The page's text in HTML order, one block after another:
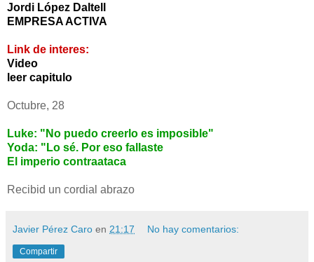
Jordi López Daltell
EMPRESA ACTIVA
Link de interes:
Video
leer capitulo
Octubre, 28
Luke: "No puedo creerlo es imposible"
Yoda: "Lo sé. Por eso fallaste
El imperio contraataca
Recibid un cordial abrazo
Javier Pérez Caro en 21:17 No hay comentarios:
Compartir